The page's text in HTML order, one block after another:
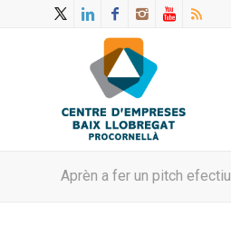
Aprèn a fer un pitch efectiu